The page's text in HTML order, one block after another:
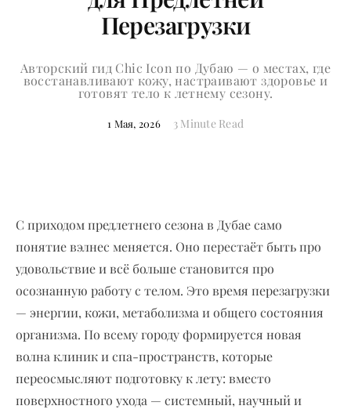
Перезагрузки
Авторский гид Chic Icon по Дубаю — о местах, где
восстанавливают кожу, настраивают здоровье и
готовят тело к летнему сезону.
1 Мая, 2026 3 Minute Read
С приходом предлетнего сезона в Дубае само
понятие вэлнес меняется. Оно перестаёт быть про
удовольствие и всё больше становится про
осознанную работу с телом. Это время перезагрузки
— энергии, кожи, метаболизма и общего состояния
организма. По всему городу формируется новая
волна клиник и спа-пространств, которые
переосмысляют подготовку к лету: вместо
поверхностного ухода — системный, научный и